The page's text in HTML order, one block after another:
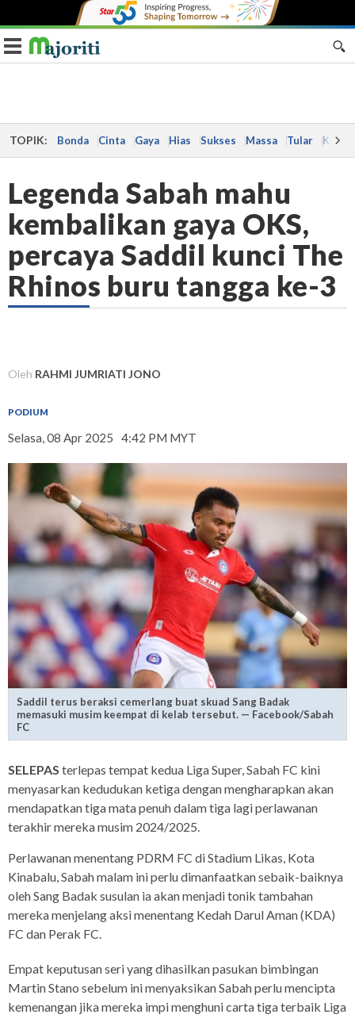
Toggle navigation
TOPIK: Bonda Cinta Gaya Hias Sukses Massa Tular Kes
Legenda Sabah mahu
kembalikan gaya OKS,
percaya Saddil kunci The
Rhinos buru tangga ke-3
Oleh RAHMI JUMRIATI JONO
PODIUM
Selasa, 08 Apr 2025 4:42 PM MYT
Saddil terus beraksi cemerlang buat skuad Sang Badak
memasuki musim keempat di kelab tersebut. — Facebook/Sabah
FC
SELEPAS terlepas tempat kedua Liga Super, Sabah FC kini
menyasarkan kedudukan ketiga dengan mengharapkan akan
mendapatkan tiga mata penuh dalam tiga lagi perlawanan
terakhir mereka musim 2024/2025.
Perlawanan menentang PDRM FC di Stadium Likas, Kota
Kinabalu, Sabah malam ini perlu dimanfaatkan sebaik-baiknya
oleh Sang Badak susulan ia akan menjadi tonik tambahan
mereka menjelang aksi menentang Kedah Darul Aman (KDA)
FC dan Perak FC.
Empat keputusan seri yang dihasilkan pasukan bimbingan
Martin Stano sebelum ini menyaksikan Sabah perlu mencipta
kemenangan jika mereka impi menghuni carta tiga terbaik Liga